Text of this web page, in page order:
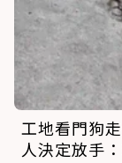
工地看門狗
人決定放手